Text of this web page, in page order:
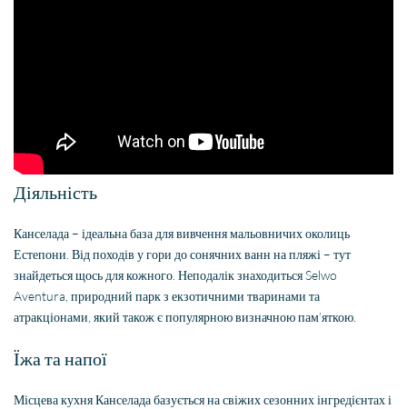
Діяльність
Канселада – ідеальна база для вивчення мальовничих околиць
Естепони. Від походів у гори до сонячних ванн на пляжі – тут
знайдеться щось для кожного. Неподалік знаходиться Selwo
Aventura, природний парк з екзотичними тваринами та
атракціонами, який також є популярною визначною пам’яткою.
Їжа та напої
Місцева кухня Канселада базується на свіжих сезонних інгредієнтах і